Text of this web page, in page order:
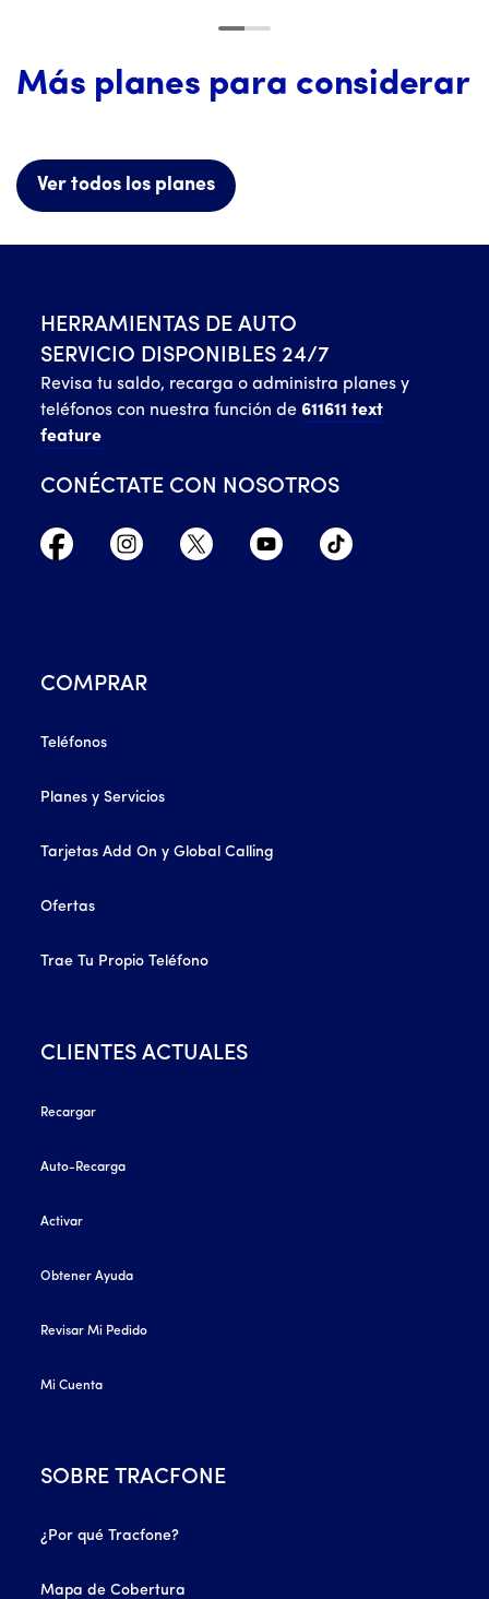
Más planes para considerar
Ver todos los planes
HERRAMIENTAS DE AUTO
SERVICIO DISPONIBLES 24/7
Revisa tu saldo, recarga o administra planes y
teléfonos con nuestra función de 611611 text
feature
CONÉCTATE CON NOSOTROS
COMPRAR
Teléfonos
Planes y Servicios
Tarjetas Add On y Global Calling
Ofertas
Trae Tu Propio Teléfono
CLIENTES ACTUALES
Recargar
Auto-Recarga
Activar
Obtener Ayuda
Revisar Mi Pedido
Mi Cuenta
SOBRE TRACFONE
¿Por qué Tracfone?
Mapa de Cobertura